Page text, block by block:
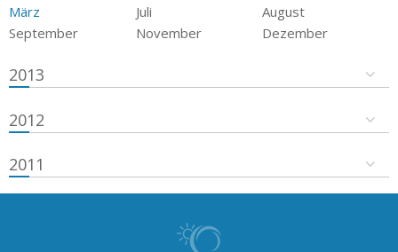
März Juli
August
September
November Dezember
2013
2012
2011